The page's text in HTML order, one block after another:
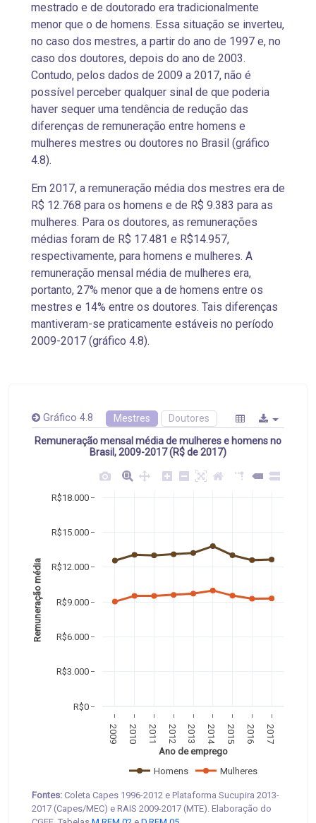
mestrado e de doutorado era tradicionalmente
menor que o de homens. Essa situação se inverteu,
no caso dos mestres, a partir do ano de 1997 e, no
caso dos doutores, depois do ano de 2003.
Contudo, pelos dados de 2009 a 2017, não é
possível perceber qualquer sinal de que poderia
haver sequer uma tendência de redução das
diferenças de remuneração entre homens e
mulheres mestres ou doutores no Brasil (gráfico
4.8).
Em 2017, a remuneração média dos mestres era de
R$ 12.768 para os homens e de R$ 9.383 para as
mulheres. Para os doutores, as remunerações
médias foram de R$ 17.481 e R$14.957,
respectivamente, para homens e mulheres. A
remuneração mensal média de mulheres era,
portanto, 27% menor que a de homens entre os
mestres e 14% entre os doutores. Tais diferenças
mantiveram-se praticamente estáveis no período
2009-2017 (gráfico 4.8).
Gráfico 4.8 Mestres Doutores
Remuneração mensal média de mulheres e homens no
Brasil, 2009-2017 (R$ de 2017)
2009 2010 2011 2012 2013 2014 2015 2016 2017
R$0
R$3.000
R$6.000
R$9.000
R$12.000
R$15.000
R$18.000
Homens Mulheres
Ano de emprego
Remuneração média
Fontes: Coleta Capes 1996-2012 e Plataforma Sucupira 2013-
2017 (Capes/MEC) e RAIS 2009-2017 (MTE). Elaboração do